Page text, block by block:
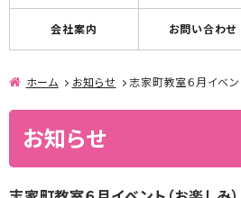
会社案内 お問い合わせ
ホーム お知らせ 志家町教室６月イベン
お知らせ